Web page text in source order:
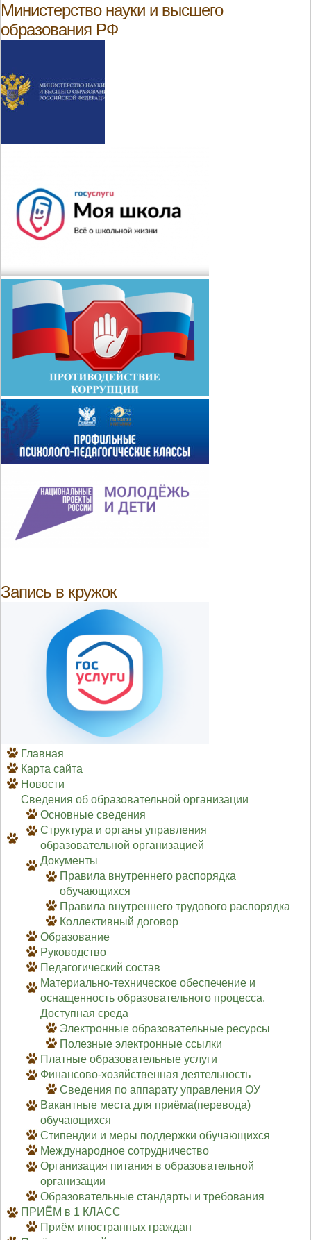
Министерство науки и высшего
образования РФ
Запись в кружок
Главная
Карта сайта
Новости
Сведения об образовательной организации
Основные сведения
Структура и органы управления
образовательной организацией
Документы
Правила внутреннего распорядка
обучающихся
Правила внутреннего трудового распорядка
Коллективный договор
Образование
Руководство
Педагогический состав
Материально-техническое обеспечение и
оснащенность образовательного процесса.
Доступная среда
Электронные образовательные ресурсы
Полезные электронные ссылки
Платные образовательные услуги
Финансово-хозяйственная деятельность
Сведения по аппарату управления ОУ
Вакантные места для приёма(перевода)
обучающихся
Стипендии и меры поддержки обучающихся
Международное сотрудничество
Организация питания в образовательной
организации
Образовательные стандарты и требования
ПРИЁМ в 1 КЛАСС
Приём иностранных граждан